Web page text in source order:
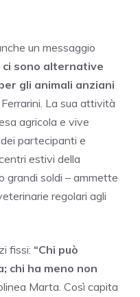
un messaggio
ci sono alternative
gli animali anziani
La sua attività
agricola e vive
partecipanti e
estivi della
grandi soldi – ammette
regolari agli
fissi: “Chi può
chi ha meno non
Marta. Così capita